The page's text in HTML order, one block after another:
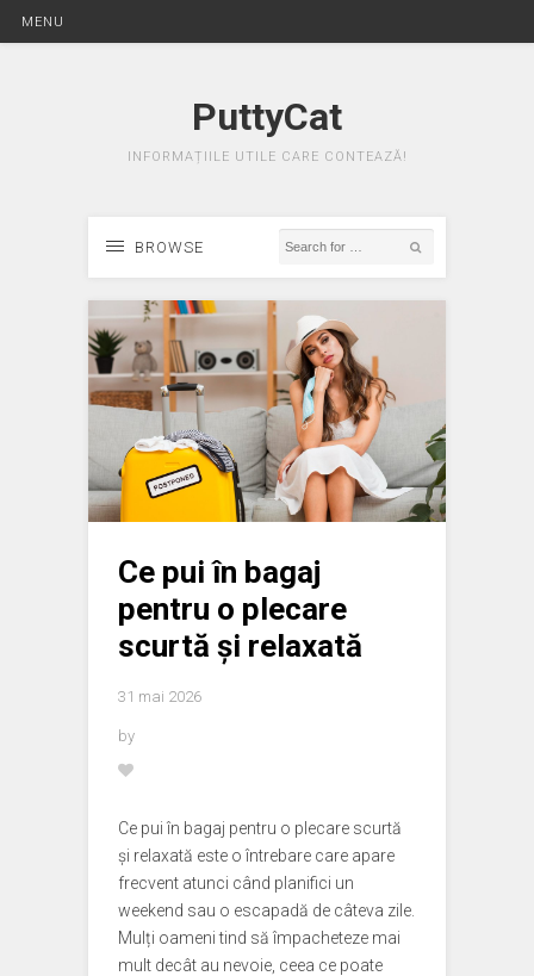
MENU
PuttyCat
INFORMAȚIILE UTILE CARE CONTEAZĂ!
BROWSE
Ce pui în bagaj
pentru o plecare
scurtă și relaxată
31 mai 2026
by
Ce pui în bagaj pentru o plecare scurtă
și relaxată este o întrebare care apare
frecvent atunci când planifici un
weekend sau o escapadă de câteva zile.
Mulți oameni tind să împacheteze mai
mult decât au nevoie, ceea ce poate